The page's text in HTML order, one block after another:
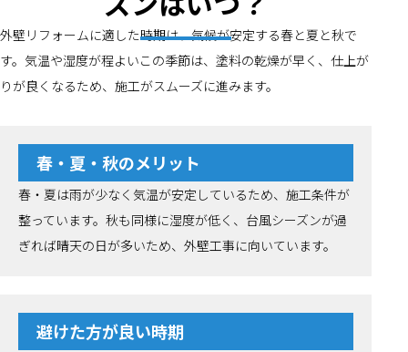
外壁リフォームに適した時期は、気候が安定する春と夏と秋で
す。気温や湿度が程よいこの季節は、塗料の乾燥が早く、仕上が
りが良くなるため、施工がスムーズに進みます。
春・夏・秋のメリット
春・夏は雨が少なく気温が安定しているため、施工条件が
整っています。秋も同様に湿度が低く、台風シーズンが過
ぎれば晴天の日が多いため、外壁工事に向いています。
避けた方が良い時期